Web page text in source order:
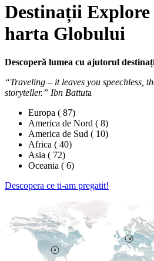
Destinații Explore
harta Globului
Descoperă lumea cu ajutorul
“Traveling – it leaves you speechless,
storyteller.” Ibn Battuta
Europa ( 87)
America de Nord ( 8)
America de Sud ( 10)
Africa ( 40)
Asia ( 72)
Oceania ( 6)
Descopera ce ti-am pregatit!
87
8